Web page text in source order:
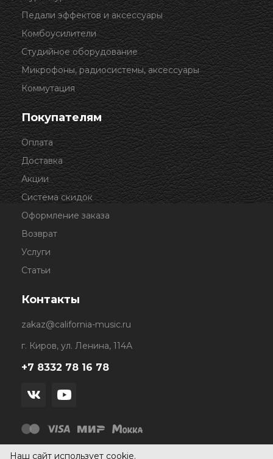
Педали эффектов и аксессуары
Комбоусилители
Студийное оборудование
Микрофоны, радиосистемы, аксессуары
Коммутация
Покупателям
Оплата
Доставка
Акции
Система скидок
Оформление заказа
Возврат
Услуги
Статьи
Контакты
zakaz@california-music.ru
г. Киров, ул. Ленина, 114А
+7 8332 78 16 78
Наш сайт использует cookie.